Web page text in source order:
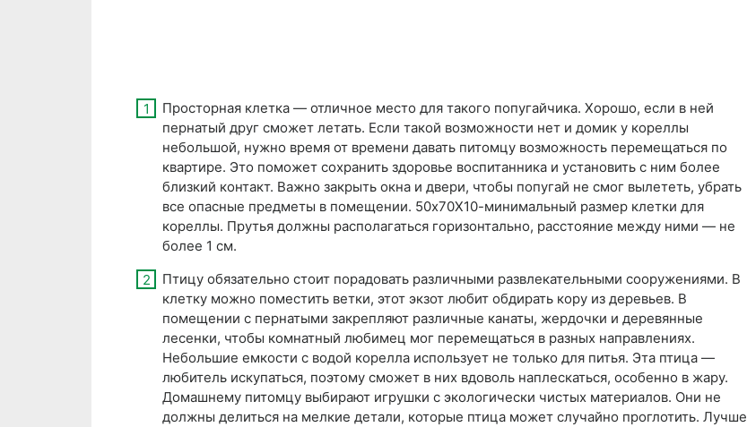
Просторная клетка — отличное место для такого попугайчика. Хорошо, если в ней
пернатый друг сможет летать. Если такой возможности нет и домик у кореллы
небольшой, нужно время от времени давать питомцу возможность перемещаться по
квартире. Это поможет сохранить здоровье воспитанника и установить с ним более
близкий контакт. Важно закрыть окна и двери, чтобы попугай не смог вылететь, убрать
все опасные предметы в помещении. 50х70Х10-минимальный размер клетки для
кореллы. Прутья должны располагаться горизонтально, расстояние между ними — не
более 1 см.
Птицу обязательно стоит порадовать различными развлекательными сооружениями. В
клетку можно поместить ветки, этот экзот любит обдирать кору из деревьев. В
помещении с пернатыми закрепляют различные канаты, жердочки и деревянные
лесенки, чтобы комнатный любимец мог перемещаться в разных направлениях.
Небольшие емкости с водой корелла использует не только для питья. Эта птица —
любитель искупаться, поэтому сможет в них вдоволь наплескаться, особенно в жару.
Домашнему питомцу выбирают игрушки с экологически чистых материалов. Они не
должны делиться на мелкие детали, которые птица может случайно проглотить. Лучше